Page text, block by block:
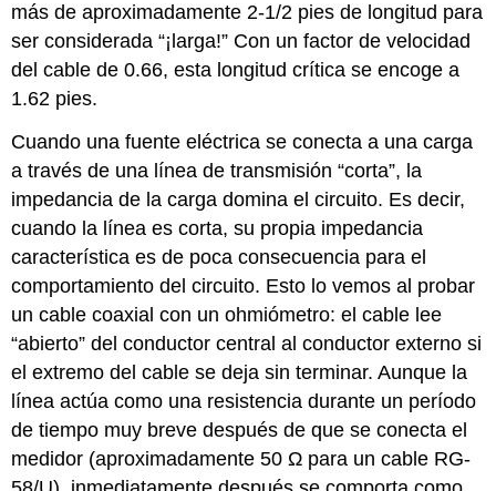
más de aproximadamente 2-1/2 pies de longitud para
ser considerada “¡larga!” Con un factor de velocidad
del cable de 0.66, esta longitud crítica se encoge a
1.62 pies.
Cuando una fuente eléctrica se conecta a una carga
a través de una línea de transmisión “corta”, la
impedancia de la carga domina el circuito. Es decir,
cuando la línea es corta, su propia impedancia
característica es de poca consecuencia para el
comportamiento del circuito. Esto lo vemos al probar
un cable coaxial con un ohmiómetro: el cable lee
“abierto” del conductor central al conductor externo si
el extremo del cable se deja sin terminar. Aunque la
línea actúa como una resistencia durante un período
de tiempo muy breve después de que se conecta el
medidor (aproximadamente 50 Ω para un cable RG-